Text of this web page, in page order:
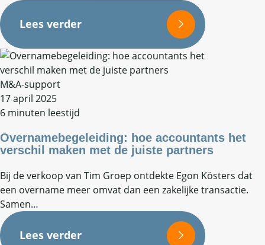
Lees verder
M&A-support
17 april 2025
6 minuten leestijd
Overnamebegeleiding: hoe accountants het
verschil maken met de juiste partners
Bij de verkoop van Tim Groep ontdekte Egon Kösters dat
een overname meer omvat dan een zakelijke transactie.
Samen…
Lees verder